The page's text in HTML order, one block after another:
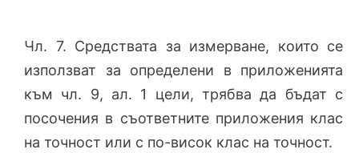
Чл. 7. Средствата за измерване, които се
използват за определени в приложенията
към чл. 9, ал. 1 цели, трябва да бъдат с
посочения в съответните приложения клас
на точност или с по-висок клас на точност.